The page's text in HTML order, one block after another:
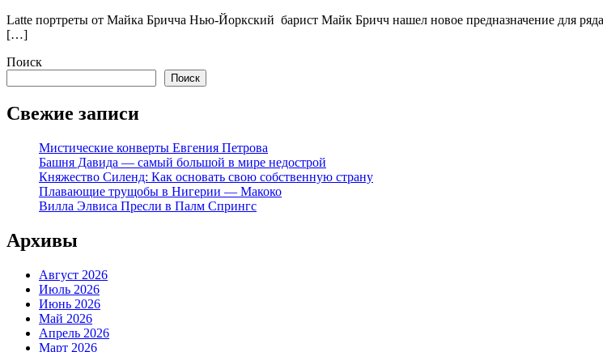
Latte портреты от Майка Бричча Нью-Йоркский барист Майк Бричч нашел новое предназначение для
[…]
Поиск
Поиск
Свежие записи
Мистические конверты Евгения Петрова
Башня Давида — самый большой в мире недострой
Княжество Силенд: Как основать свою собственную страну
Плавающие трущобы в Нигерии — Макоко
Вилла Элвиса Пресли в Палм Спрингс
Архивы
Август 2026
Июль 2026
Июнь 2026
Май 2026
Апрель 2026
Март 2026